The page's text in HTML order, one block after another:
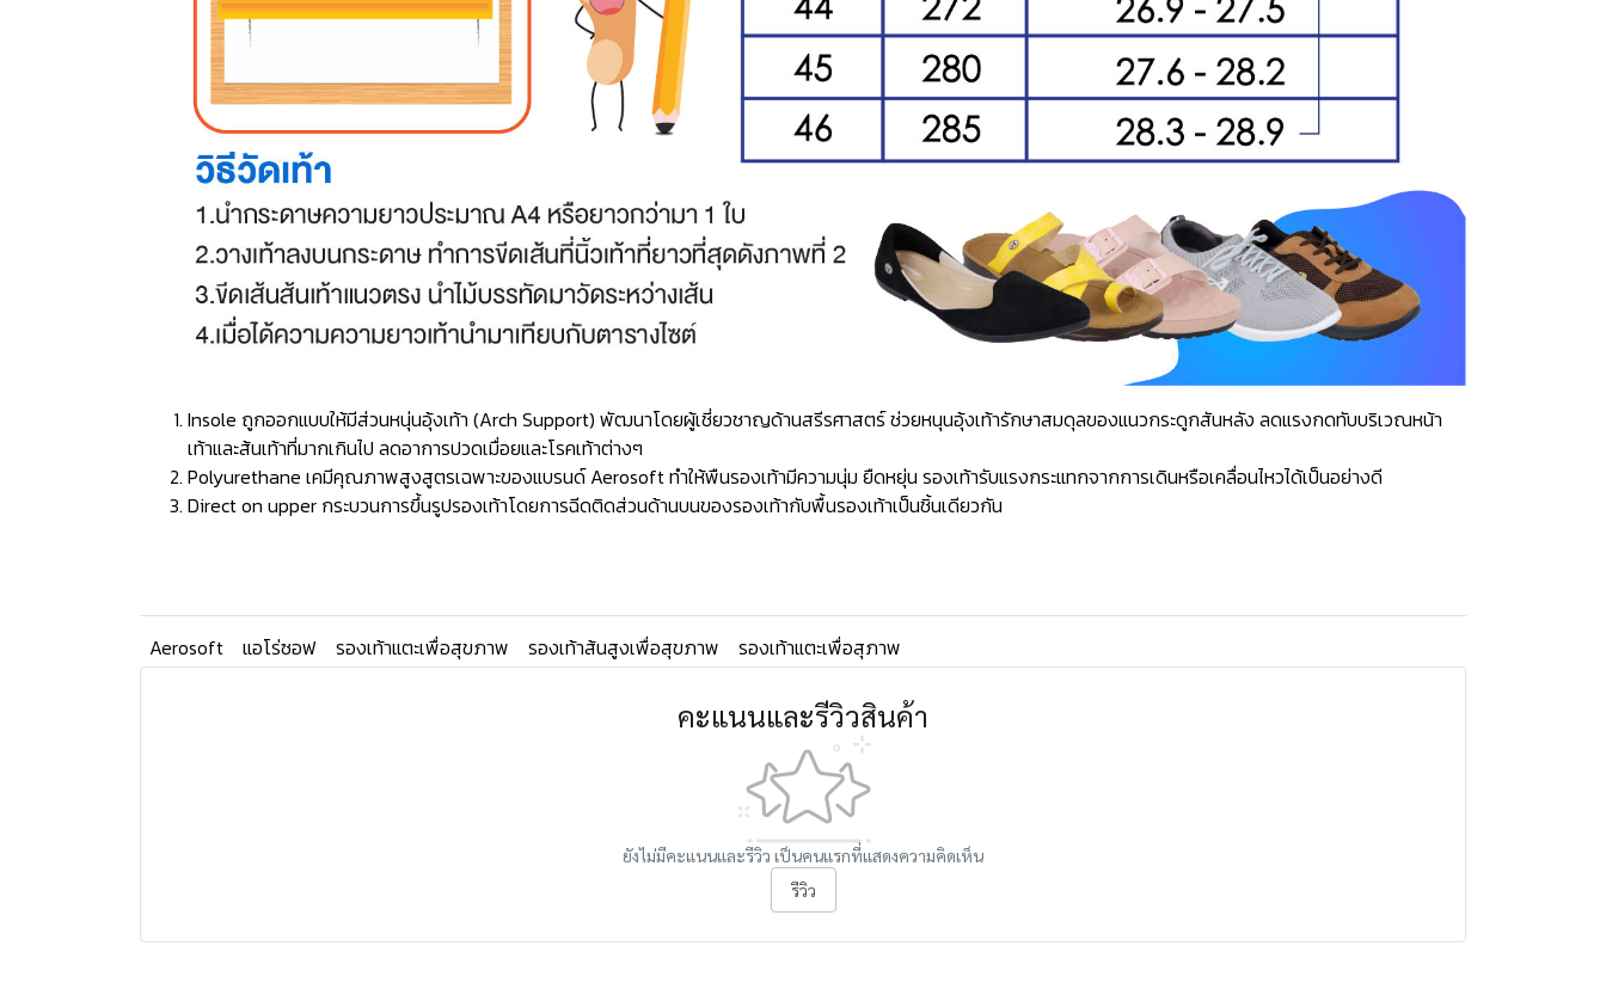
Insole ถูกออกแบบให้มีส่วนหนุ่นอุ้งเท้า (Arch Support) พัฒนาโดยผู้เชี่ยวชาญด้านสรีรศาสตร์ ช่วยหนุนอุ้งเท้ารักษาสมดุลของแนวกระดูกสันหลัง ลดแรงกดทับบริเวณหน้า
เท้าและส้นเท้าที่มากเกินไป ลดอาการปวดเมื่อยและโรคเท้าต่างๆ
Polyurethane เคมีคุณภาพสูงสูตรเฉพาะของแบรนด์ Aerosoft ทำให้พืนรองเท้ามีความนุ่ม ยืดหยุ่น รองเท้ารับแรงกระแทกจากการเดินหรือเคลื่อนไหวได้เป็นอย่างดี
Direct on upper กระบวนการขึ้นรูปรองเท้าโดยการฉีดติดส่วนด้านบนของรองเท้ากับพื้นรองเท้าเป็นชิ้นเดียวกัน
Aerosoft แอโร่ซอฟ รองเท้าแตะเพื่อสุขภาพ รองเท้าส้นสูงเพื่อสุขภาพ รองเท้าแตะเพื่อสุภาพ
คะแนนและรีวิวสินค้า
ยังไม่มีคะแนนและรีวิว เป็นคนแรกที่แสดงความคิดเห็น
รีวิว